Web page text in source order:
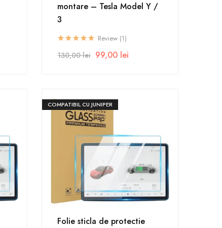
montare – Tesla Model Y /
3
Review (1)
130,00lei 99,00 lei
COMPATIBIL CU JUNIPER
Folie sticla de protectie